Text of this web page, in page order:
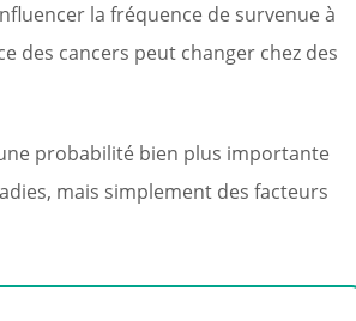
la fréquence de survenue à
des cancers peut changer chez des
probabilité bien plus importante
mais simplement des facteurs